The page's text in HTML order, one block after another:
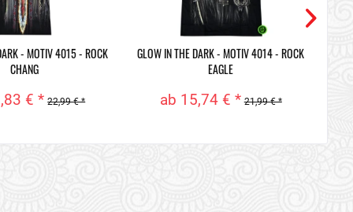
- MOTIV 4015 - ROCK
CHANG
€ * 22,99 € *
GLOW IN THE DARK - MOTIV 4014 - ROCK
EAGLE
ab 15,74 € * 21,99 € *